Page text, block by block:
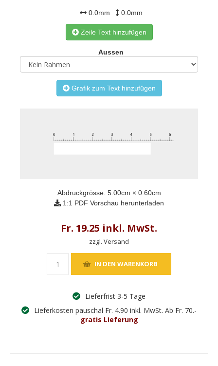
0.0mm 0.0mm
Zeile Text hinzufügen
Aussen
Grafik zum Text hinzufügen
Abdruckgrösse: 5.00cm × 0.60cm
1:1 PDF Vorschau herunterladen
Fr. 19.25 inkl. MwSt.
zzgl. Versand
Lieferfrist 3-5 Tage
Lieferkosten pauschal Fr. 4.90 inkl. MwSt. Ab Fr. 70.-
gratis Lieferung